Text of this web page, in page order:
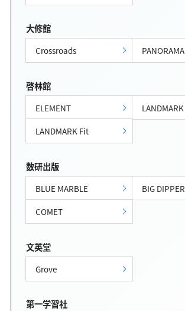
大修館
Crossroads PANORAMA
啓林館
ELEMENT
LANDMARK
LANDMARK Fit
数研出版
BLUE MARBLE
BIG DIPPER
COMET
文英堂
Grove
第一学習社